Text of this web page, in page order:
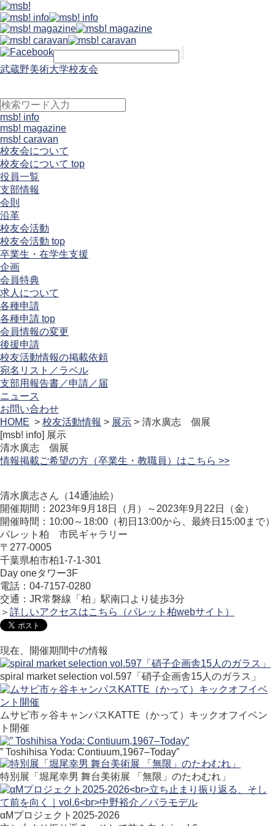
武蔵野美術大学校友会
msb! info
msb! magazine
msb! caravan
校友会について
校友会について top
役員一覧
支部情報
会則
沿革
校友会活動
校友会活動 top
卒業生・在学生支援
企画
会員特典
求人について
各種申請
各種申請 top
会員情報の変更
後援申請
校友活動情報の掲載依頼
宛名リスト／ラベル
支部用報告書／申請／届
ニュース
お問い合わせ
HOME > 校友活動情報 > 展示 > 清水廣志 個展
[msb! info] 展示
清水廣志 個展
情報掲載ご希望の方（卒業生・教職員）はこちら >>
清水廣志さん（14通油絵）
開催期間：2023年9月18日（月）～2023年9月22日（金）
開催時間：10:00～18:00（初日13:00から、最終日15:00まで）
パレット柏 市民ギャラリー
〒277-0005
千葉県柏市柏1-7-1-301
Day oneタワー3F
電話：04-7157-0280
交通：JR常磐線「柏」駅南口より徒歩3分
＞ 詳しいアクセスはこちら（パレット柏webサイト）
現在、開催期間中の情報
spiral market selection vol.597「硝子企画舎15人のガラス」
ムサビ市ヶ谷キャンパスKATTE（かって）キックオフイベン
ト開催
” Toshihisa Yoda: Contiuum,1967–Today”
特別展「堀尾幸男 舞台美術展 「無限」のたわむれ」
αMプロジェクト2025-2026